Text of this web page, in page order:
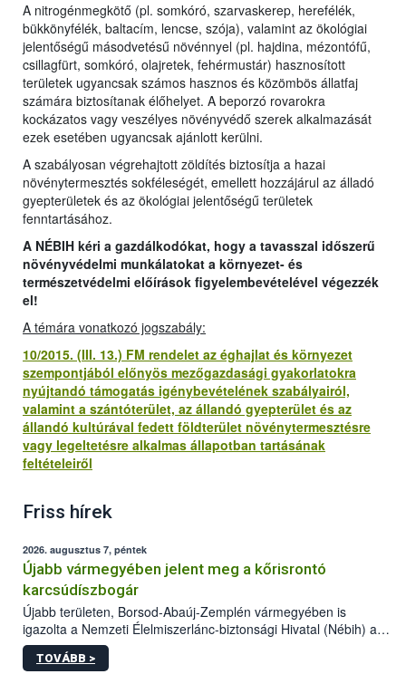
A nitrogénmegkötő (pl. somkóró, szarvaskerep, herefélék,
bükkönyfélék, baltacím, lencse, szója), valamint az ökológiai
jelentőségű másodvetésű növénnyel (pl. hajdina, mézontófű,
csillagfürt, somkóró, olajretek, fehérmustár) hasznosított
területek ugyancsak számos hasznos és közömbös állatfaj
számára biztosítanak élőhelyet. A beporzó rovarokra
kockázatos vagy veszélyes növényvédő szerek alkalmazását
ezek esetében ugyancsak ajánlott kerülni.
A szabályosan végrehajtott zöldítés biztosítja a hazai
növénytermesztés sokféleségét, emellett hozzájárul az álladó
gyepterületek és az ökológiai jelentőségű területek
fenntartásához.
A NÉBIH kéri a gazdálkodókat, hogy a tavasszal időszerű
növényvédelmi munkálatokat a környezet- és
természetvédelmi előírások figyelembevételével végezzék
el!
A témára vonatkozó jogszabály:
10/2015. (III. 13.) FM rendelet az éghajlat és környezet
szempontjából előnyös mezőgazdasági gyakorlatokra
nyújtandó támogatás igénybevételének szabályairól,
valamint a szántóterület, az állandó gyepterület és az
állandó kultúrával fedett földterület növénytermesztésre
vagy legeltetésre alkalmas állapotban tartásának
feltételeiről
Friss hírek
2026. augusztus 7, péntek
Újabb vármegyében jelent meg a kőrisrontó
karcsúdíszbogár
Újabb területen, Borsod-Abaúj-Zemplén vármegyében is
igazolta a Nemzeti Élelmiszerlánc-biztonsági Hivatal (Nébih) a
kőrisrontó karcsúdíszbogár (Agrilus planipennis) jelenlétét. A
kártevőt nem csak színcsapdában találták meg, de már fertőzött
TOVÁBB >